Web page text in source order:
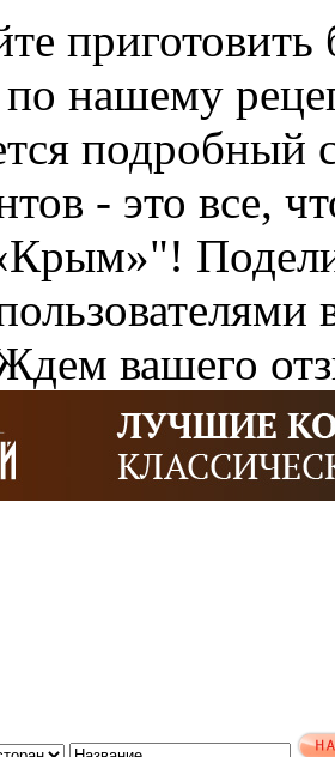
нашему
подробный
- это все,
вашего